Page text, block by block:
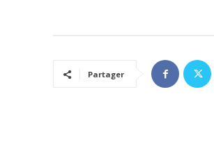
Partager